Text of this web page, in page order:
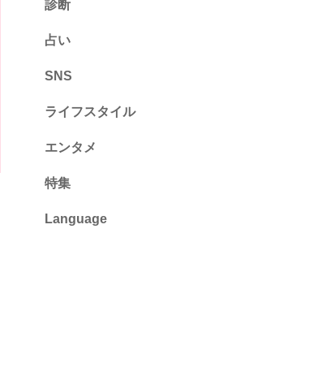
診断
診断
占い
心理テスト
SNS
ライフスタイル
推し活
カルチャー・暮らし
エンタメ
特集
Language